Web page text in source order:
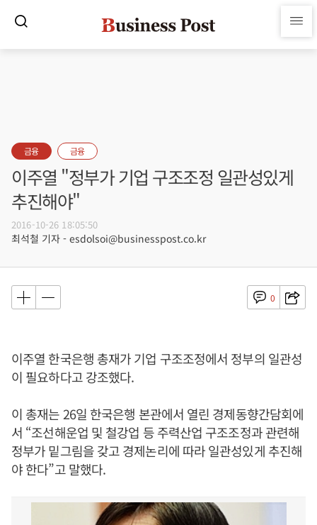
금융 금융
이주열 "정부가 기업 구조조정 일관성있게
추진해야"
2016-10-26 18:05:50
최석철 기자 - esdolsoi@businesspost.co.kr
0
이주열 한국은행 총재가 기업 구조조정에서 정부의 일관성
이 필요하다고 강조했다.
이 총재는 26일 한국은행 본관에서 열린 경제동향간담회에
서 “조선해운업 및 철강업 등 주력산업 구조조정과 관련해
정부가 밑그림을 갖고 경제논리에 따라 일관성있게 추진해
야 한다”고 말했다.